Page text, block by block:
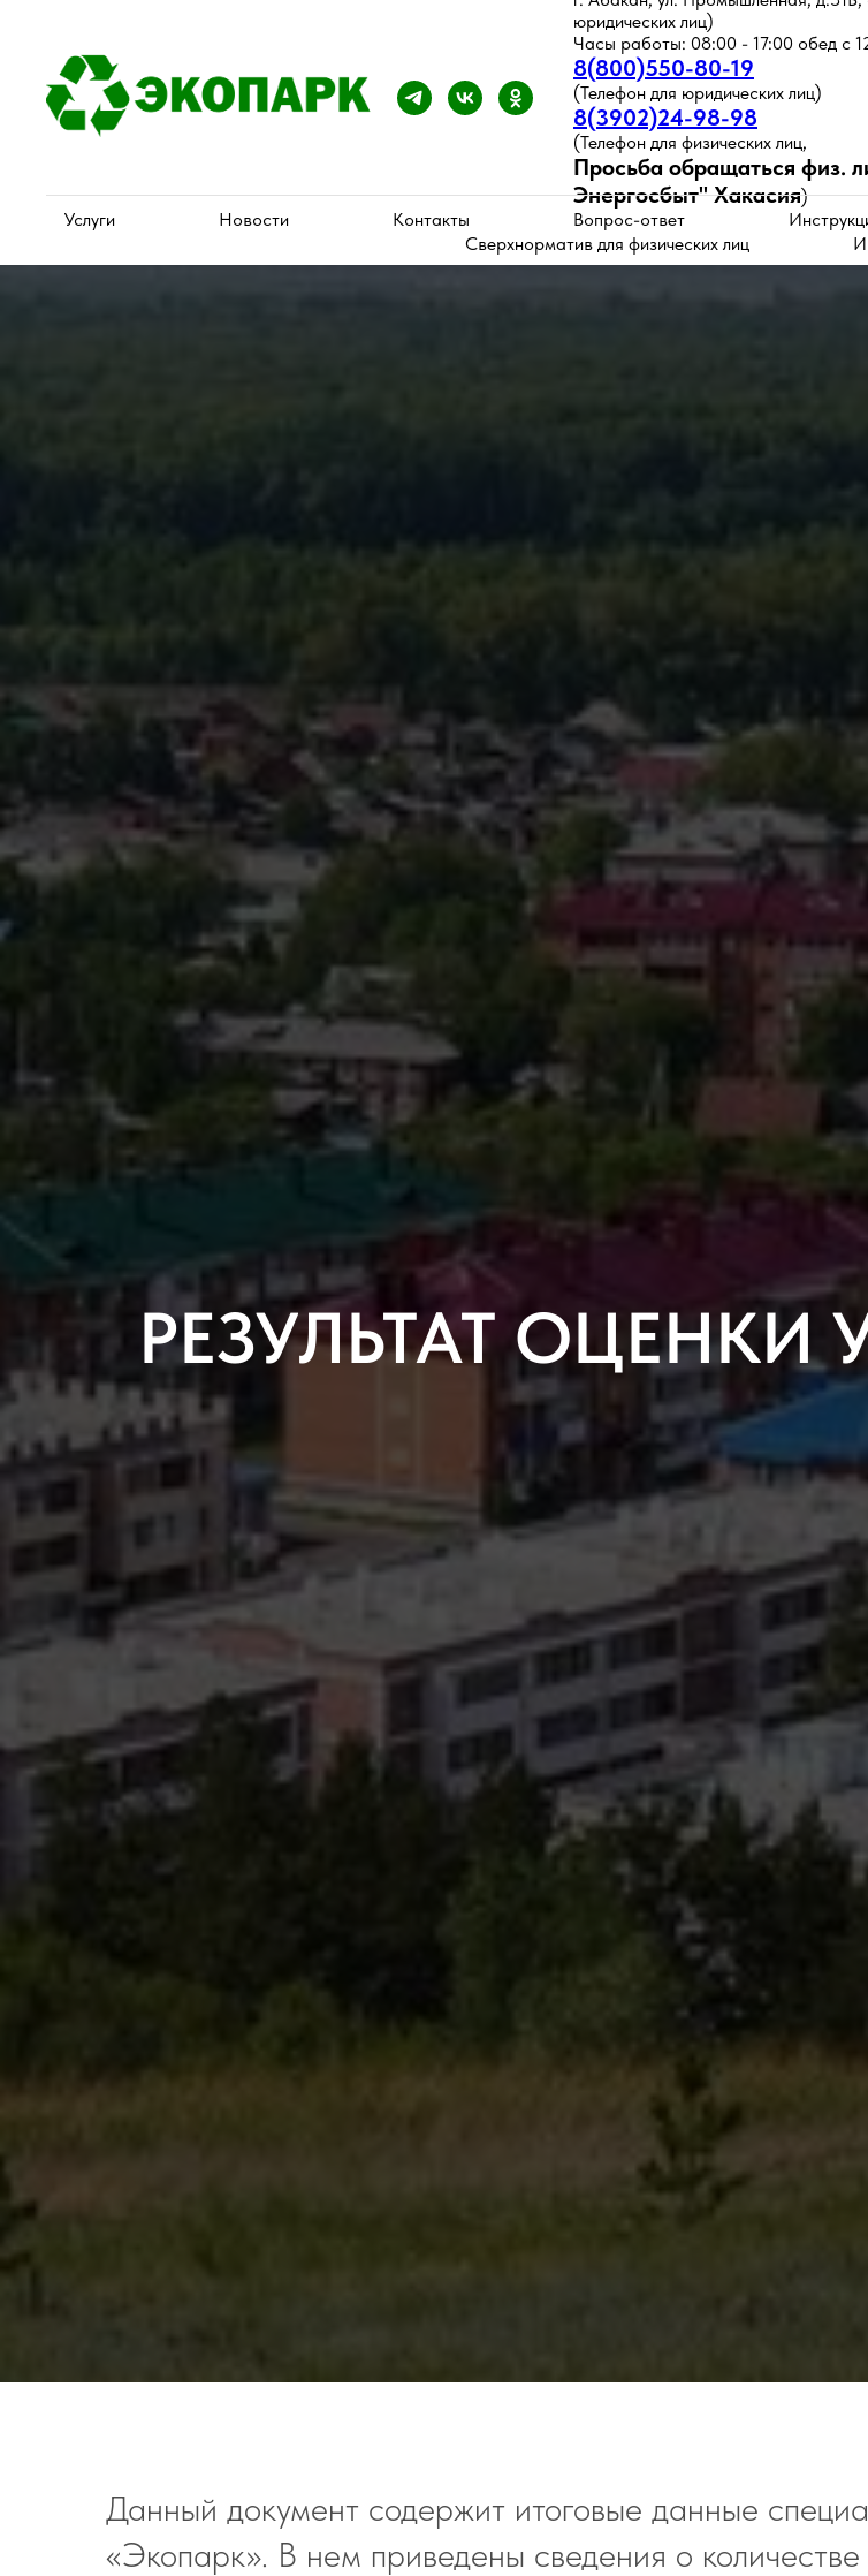
юридических лиц)
Часы работы: 08:00 - 17:00 обед с
8(800)550-80-19
(Телефон для юридических лиц)
8(3902)24-98-98
(Телефон для физических лиц,
Просьба обращаться физ.
Энергосбыт" Хакасия)
Услуги Новости Контакты Вопрос-ответ
Сверхнорматив для физических лиц
РЕЗУЛЬТАТ ОЦЕНКИ
Данный документ содержит итоговые данные
«Экопарк». В нем приведены сведения о